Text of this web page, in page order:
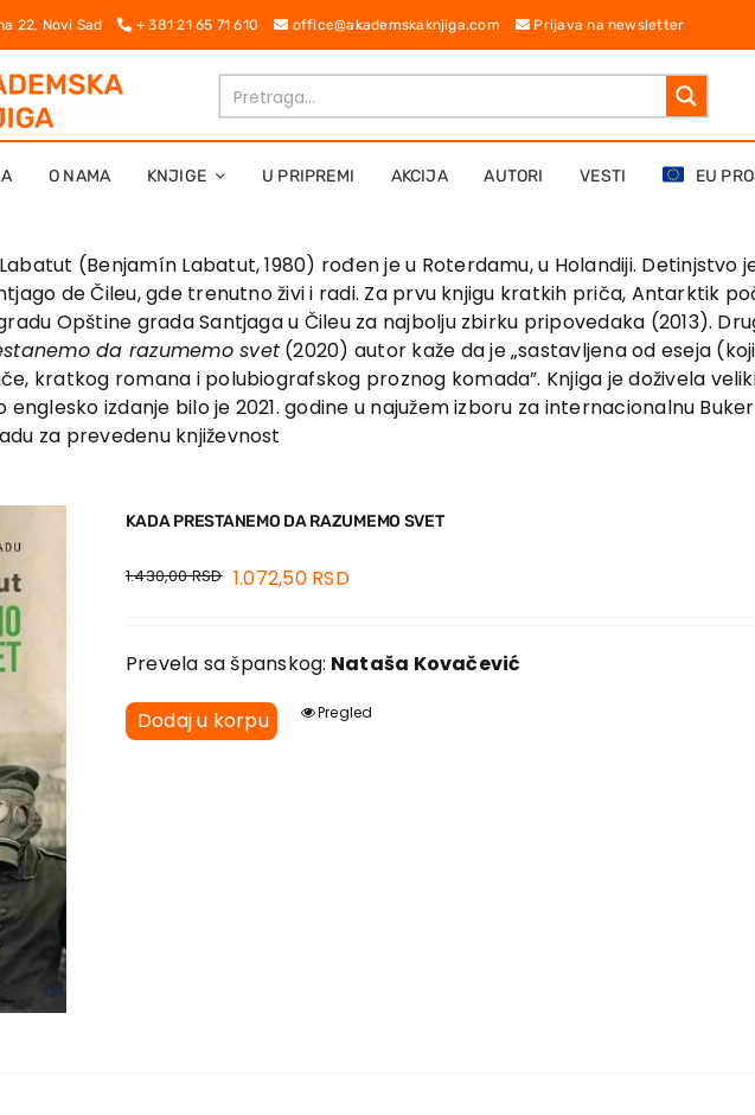
22, Novi Sad + 381 21 65 71 610 office@akademskaknjiga.com Prijava na newsletter
O NAMA KNJIGE U PRIPREMI AKCIJA AUTORI VESTI EU
(Benjamín Labatut, 1980) rođen je u Roterdamu, u Holandiji. Detinjstvo
de Čileu, gde trenutno živi i radi. Za prvu knjigu kratkih priča, Antarktik
Opštine grada Santjaga u Čileu za najbolju zbirku pripovedaka (2013).
da razumemo svet (2020) autor kaže da je „sastavljena od eseja
kratkog romana i polubiografskog proznog komada”. Knjiga je doživela
englesko izdanje bilo je 2021. godine u najužem izboru za internacionalnu
za prevedenu književnost
KADA PRESTANEMO DA RAZUMEMO SVET
1.430,00RSD 1.072,50 RSD
Prevela sa španskog: Nataša Kovačević
Dodaj u korpu Pregled